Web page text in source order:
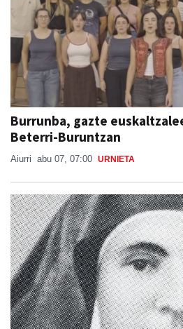
Burrunba, gazte
Beterri-Buruntzan
Aiurri abu 07, 07:00 URNIETA